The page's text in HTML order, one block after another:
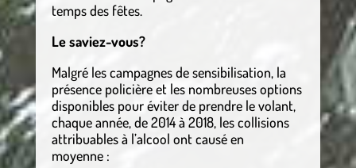
temps des fêtes.
Le saviez-vous?
Malgré les campagnes de sensibilisation, la
présence policière et les nombreuses options
disponibles pour éviter de prendre le volant,
chaque année, de 2014 à 2018, les collisions
attribuables à l’alcool ont causé en
moyenne :